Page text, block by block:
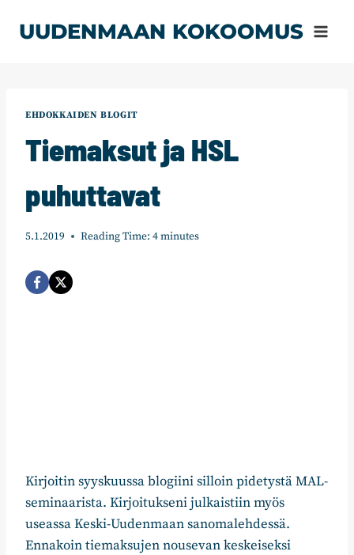
sisältöön
UUDENMAAN KOKOOMUS
EHDOKKAIDEN BLOGIT
Tiemaksut ja HSL
puhuttavat
5.1.2019 Reading Time: 4minutes
Kirjoitin syyskuussa blogiini silloin pidetystä MAL-
seminaarista. Kirjoitukseni julkaistiin myös
useassa Keski-Uudenmaan sanomalehdessä.
Ennakoin tiemaksujen nousevan keskeiseksi